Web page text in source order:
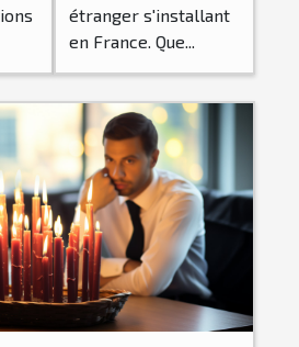
étranger s'installant
en France. Que...